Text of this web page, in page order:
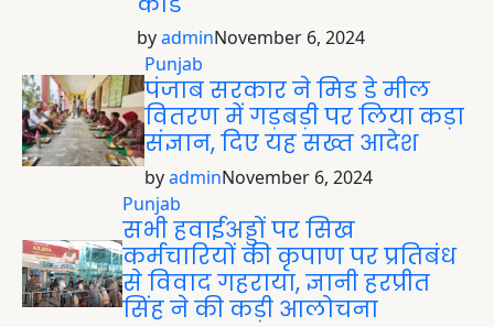
byadminNovember 6, 2024
Punjab
पंजाब सरकार ने मिड डे मील
वितरण में गड़बड़ी पर लिया कड़ा
संज्ञान, दिए यह सख्त आदेश
by adminNovember 6, 2024
Punjab
सभी हवाईअड्डों पर सिख
कर्मचारियों की कृपाण पर प्रतिबंध
से विवाद गहराया, ज्ञानी हरप्रीत
सिंह ने की कड़ी आलोचना